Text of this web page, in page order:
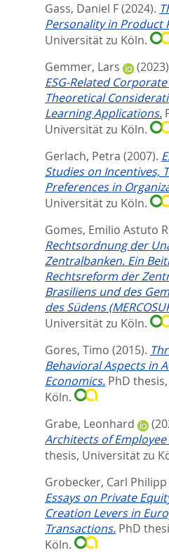
Gass, Daniel F(2024).
Personality in Product
Universität zu Köln.
Gemmer, Lars
ESG-Related
Theoretical
Learning Applications.
Universität zu Köln.
Gerlach, Petra (2007).
Studies on Incentives,
Preferences in
Universität zu Köln.
Gomes, Emilio Astuto
Rechtsordnung der
Zentralbanken. Ein
Rechtsreform der
Brasiliens und des
des Südens
Universität zu Köln.
Gores, Timo (2015).
Behavioral Aspects in
Economics. PhD
Köln.
Grabe, Leonhard
Architects of
thesis, Universität zu
Grobecker, Carl
Essays on Private
Creation Levers in
Transactions. PhD
Köln.